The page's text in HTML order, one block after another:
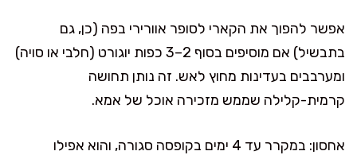
אפשר להפוך את הקארי לסופר אוורירי בפה (כן, גם
בתבשיל) אם מוסיפים בסוף 2–3 כפות יוגורט (חלבי או סויה)
ומערבבים בעדינות מחוץ לאש. זה נותן תחושה
קרמית-קלילה שממש מזכירה אוכל של אמא.
אחסון: במקרר עד 4 ימים בקופסה סגורה, והוא אפילו